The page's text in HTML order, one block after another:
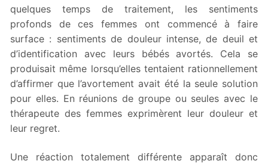
quelques temps de traitement, les sentiments
profonds de ces femmes ont commencé à faire
surface : sentiments de douleur intense, de deuil et
d’identification avec leurs bébés avortés. Cela se
produisait même lorsqu’elles tentaient rationnellement
d’affirmer que l’avortement avait été la seule solution
pour elles. En réunions de groupe ou seules avec le
thérapeute des femmes exprimèrent leur douleur et
leur regret.
Une réaction totalement différente apparaît donc